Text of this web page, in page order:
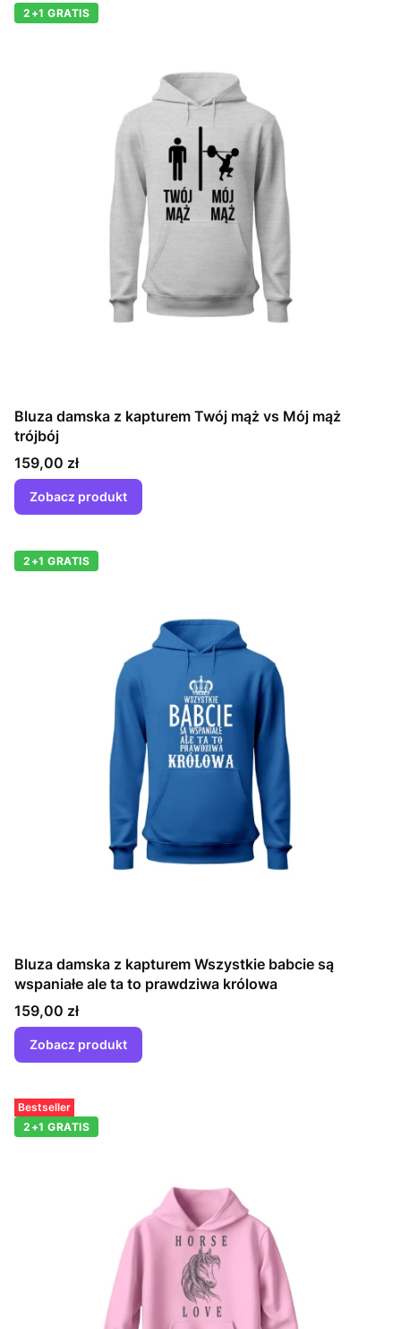
2+1 GRATIS
Bluza damska z kapturem Twój mąż vs Mój mąż
trójbój
Cena
159,00 zł
Zobacz produkt
2+1 GRATIS
Bluza damska z kapturem Wszystkie babcie są
wspaniałe ale ta to prawdziwa królowa
Cena
159,00 zł
Zobacz produkt
Bestseller
2+1 GRATIS